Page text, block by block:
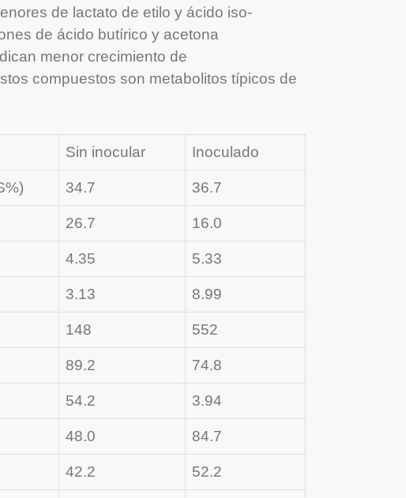
de lactato de etilo y ácido iso-
de ácido butírico y acetona
menor crecimiento de
compuestos son metabolitos típicos de
Sin inocular Inoculado
34.7 36.7
26.7 16.0
4.35 5.33
3.13 8.99
148 552
89.2 74.8
54.2 3.94
48.0 84.7
42.2 52.2